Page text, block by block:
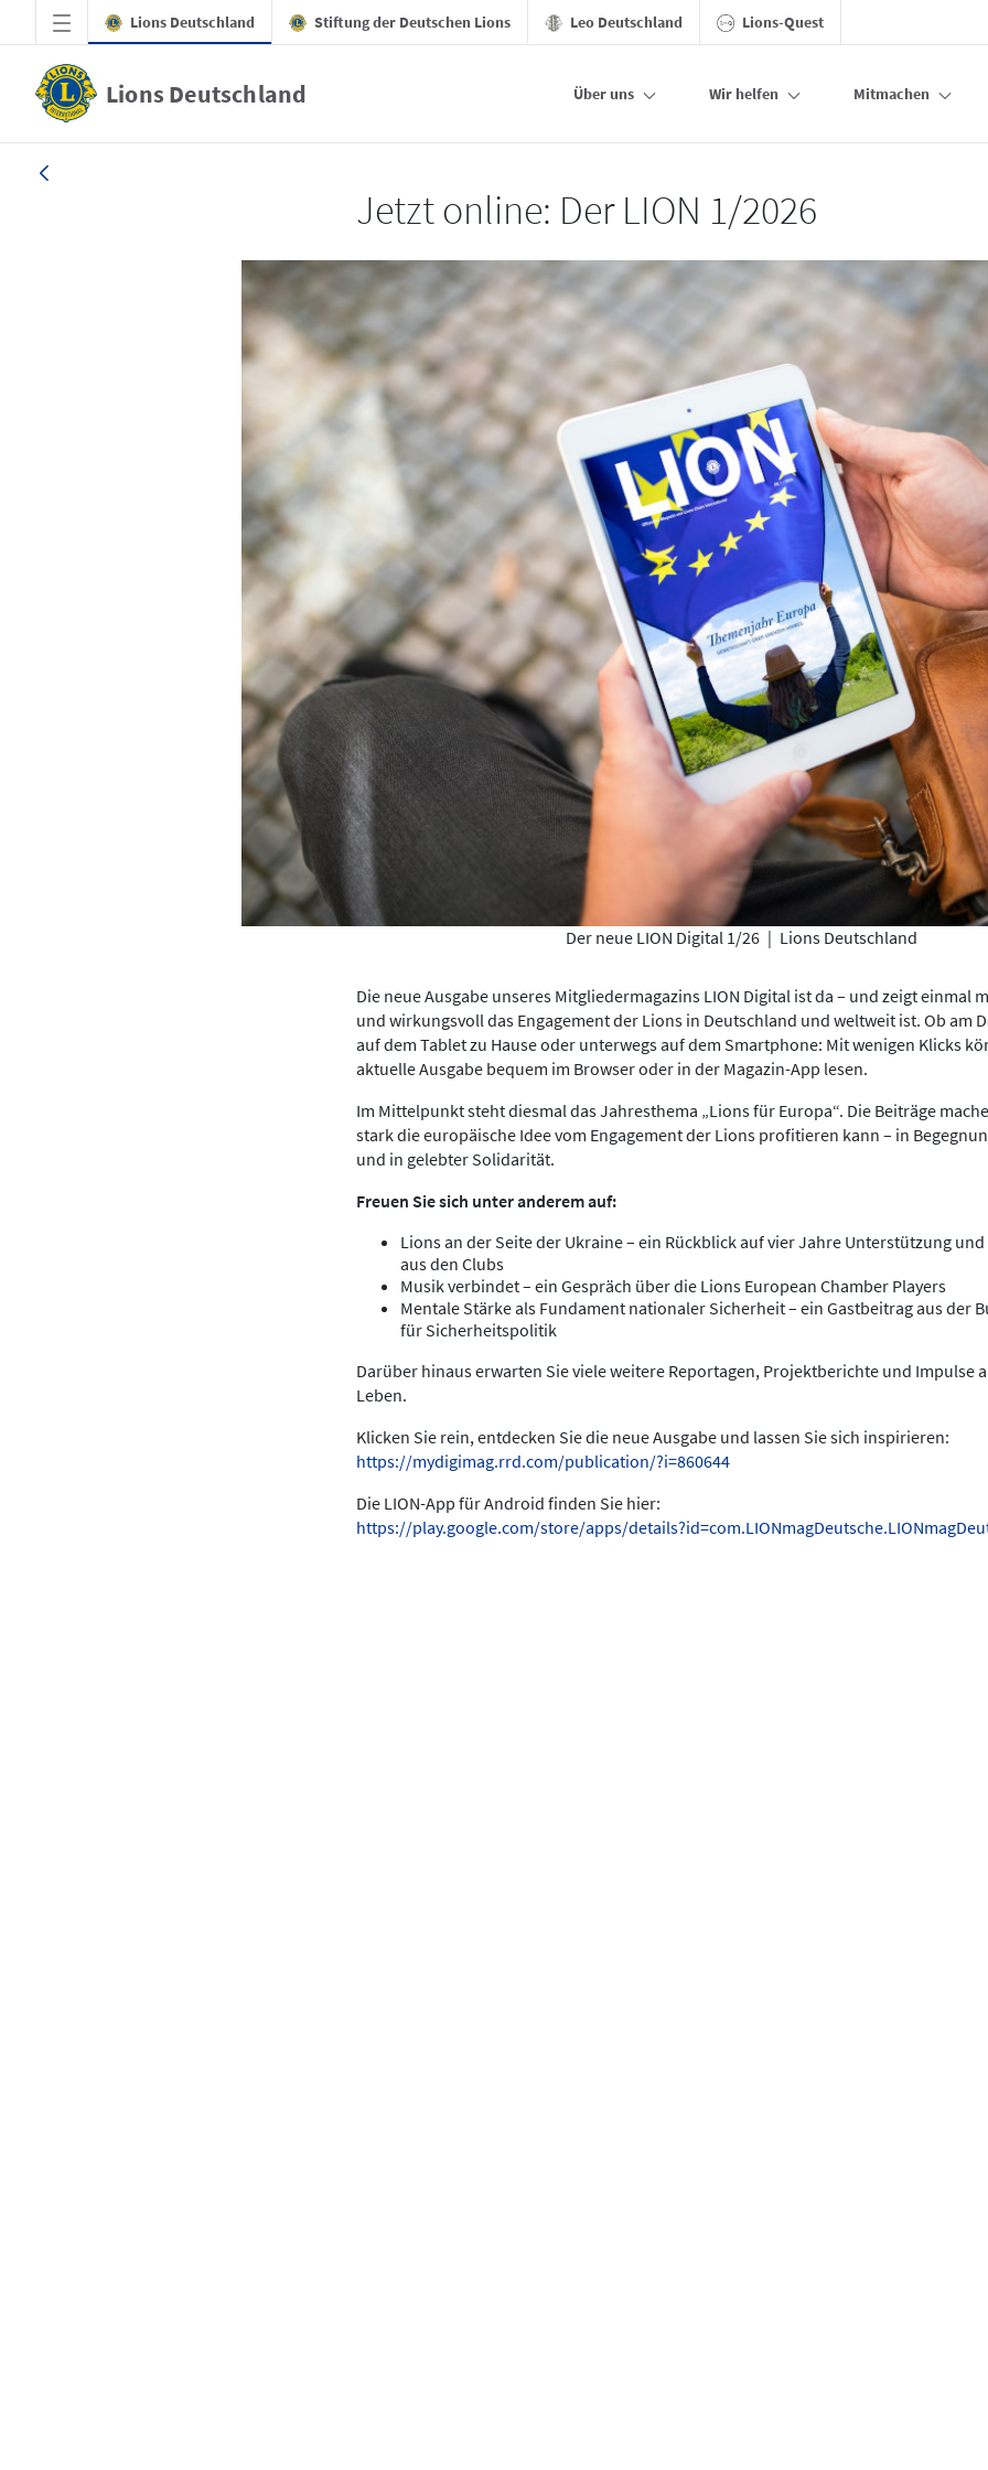
Zum Hauptinhalt springen
Lions Deutschland Stiftung der Deutschen Lions Leo Deutschland Lions-Quest
Lions Deutschland Über uns Wir helfen Mitmachen
Jetzt online: Der LION 1/2026
Der neue LION Digital 1/26 | Lions Deutschland
Die neue Ausgabe unseres Mitgliedermagazins LION Digital ist da – und zeigt einmal
und wirkungsvoll das Engagement der Lions in Deutschland und weltweit ist. Ob am
auf dem Tablet zu Hause oder unterwegs auf dem Smartphone: Mit wenigen Klicks
aktuelle Ausgabe bequem im Browser oder in der Magazin-App lesen.
Im Mittelpunkt steht diesmal das Jahresthema „Lions für Europa“. Die Beiträge
stark die europäische Idee vom Engagement der Lions profitieren kann – in
und in gelebter Solidarität.
Freuen Sie sich unter anderem auf:
Lions an der Seite der Ukraine – ein Rückblick auf vier Jahre Unterstützung
aus den Clubs
Musik verbindet – ein Gespräch über die Lions European Chamber Players
Mentale Stärke als Fundament nationaler Sicherheit – ein Gastbeitrag aus der
für Sicherheitspolitik
Darüber hinaus erwarten Sie viele weitere Reportagen, Projektberichte und Impulse
Leben.
Klicken Sie rein, entdecken Sie die neue Ausgabe und lassen Sie sich inspirieren:
https://mydigimag.rrd.com/publication/?i=860644
Die LION-App für Android finden Sie hier:
https://play.google.com/store/apps/